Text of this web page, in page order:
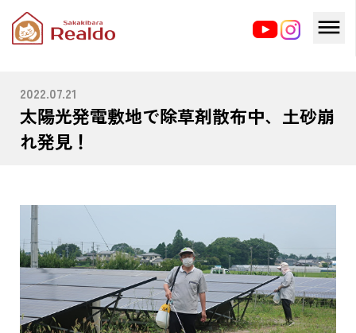
HOME
ブログ
太陽光発電敷地で除草剤散布中、土砂崩れ発見！
2022.07.21
太陽光発電敷地で除草剤散布中、土砂崩
れ発見！